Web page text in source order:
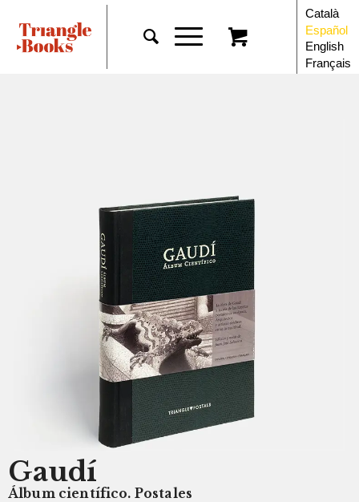
Català
Español
English
Français
Gaudí
Álbum científico. Postales